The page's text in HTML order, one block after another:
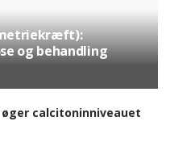
og behandling
calcitoninniveauet